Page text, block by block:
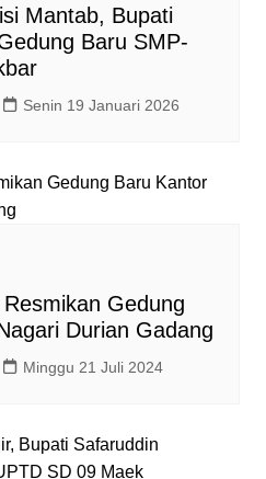
Mantab, Bupati
Baru SMP-
Senin 19 Januari 2026
Gedung
Durian Gadang
Minggu 21 Juli 2024